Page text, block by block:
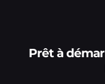
Prêt à